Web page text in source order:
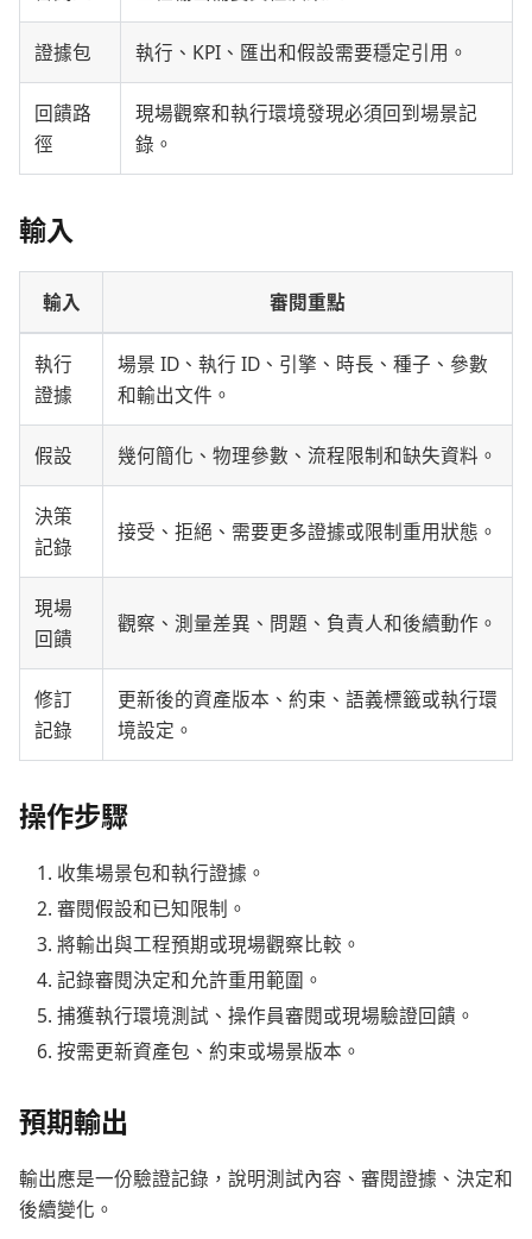
證據包 執行、KPI、匯出和假設需要穩定引用。
回饋路
徑
現場觀察和執行環境發現必須回到場景記
錄。
輸入
輸入 審閱重點
執行
證據
場景 ID、執行 ID、引擎、時長、種子、參數
和輸出文件。
假設 幾何簡化、物理參數、流程限制和缺失資料。
決策
記錄
接受、拒絕、需要更多證據或限制重用狀態。
現場
回饋
觀察、測量差異、問題、負責人和後續動作。
修訂
記錄
更新後的資產版本、約束、語義標籤或執行環
境設定。
操作步驟
收集場景包和執行證據。
審閱假設和已知限制。
將輸出與工程預期或現場觀察比較。
記錄審閱決定和允許重用範圍。
捕獲執行環境測試、操作員審閱或現場驗證回饋。
按需更新資產包、約束或場景版本。
預期輸出
輸出應是一份驗證記錄，說明測試內容、審閱證據、決定和
後續變化。